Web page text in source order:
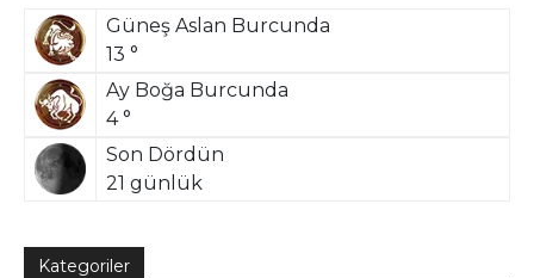
Güneş Aslan Burcunda
13 °
Ay Boğa Burcunda
4 °
Son Dördün
21 günlük
Kategoriler